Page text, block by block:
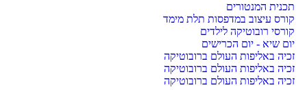
תכנית המנטורים
קורס עיצוב במדפסות תלת מימד
קורסי רובוטיקה לילדים
יום שיא - יום הכרישים
זכיה באליפות העולם ברובוטיקה
זכיה באליפות העולם ברובוטיקה
זכיה באליפות העולם ברובוטיקה